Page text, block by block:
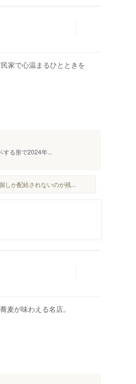
家で心温まるひとときを
する形で2024年...
しか配給されないのが残...
麦が味わえる名店。